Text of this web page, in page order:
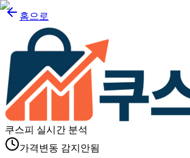
홈으로
쿠스피 실시간 분석
가격변동 감지안됨